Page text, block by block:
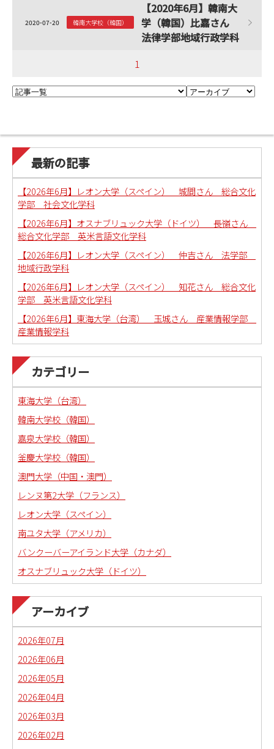
2020-07-20 韓南大学校（韓国）
【2020年6月】韓南大
学（韓国）比嘉さん
法律学部地域行政学科
1
最新の記事
【2026年6月】レオン大学（スペイン） 城間さん 総合文化
学部 社会文化学科
【2026年6月】オスナブリュック大学（ドイツ） 長嶺さん
総合文化学部 英米言語文化学科
【2026年6月】レオン大学（スペイン） 仲吉さん 法学部
地域行政学科
【2026年6月】レオン大学（スペイン） 知花さん 総合文化
学部 英米言語文化学科
【2026年6月】東海大学（台湾） 玉城さん 産業情報学部
産業情報学科
カテゴリー
東海大学（台湾）
韓南大学校（韓国）
嘉泉大学校（韓国）
釜慶大学校（韓国）
澳門大学（中国・澳門）
レンヌ第2大学（フランス）
レオン大学（スペイン）
南ユタ大学（アメリカ）
バンクーバーアイランド大学（カナダ）
オスナブリュック大学（ドイツ）
アーカイブ
2026年07月
2026年06月
2026年05月
2026年04月
2026年03月
2026年02月